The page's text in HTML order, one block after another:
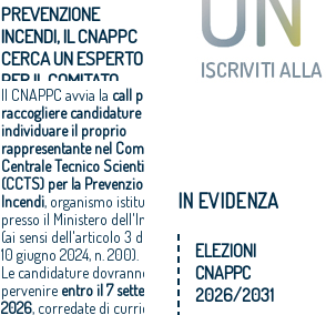
PREVENZIONE
INCENDI, IL CNAPPC
CERCA UN ESPERTO
PER IL COMITATO
CENTRALE TECNICO
SCIENTIFICO
Il CNAPPC avvia la call per
raccogliere candidature per
individuare il proprio
rappresentante nel Comitato
Centrale Tecnico Scientifico
(CCTS) per la Prevenzione
Incendi, organismo istituito
presso il Ministero dell'Interno
(ai sensi dell'articolo 3 del D.P.R.
10 giugno 2024, n. 200).
Le candidature dovranno
pervenire entro il7 settembre
2026, corredate di curriculum
IN EVIDENZA
ELEZIONI
CNAPPC
2026/2031